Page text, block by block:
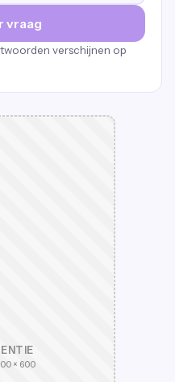
vraag
verschijnen op
× 600